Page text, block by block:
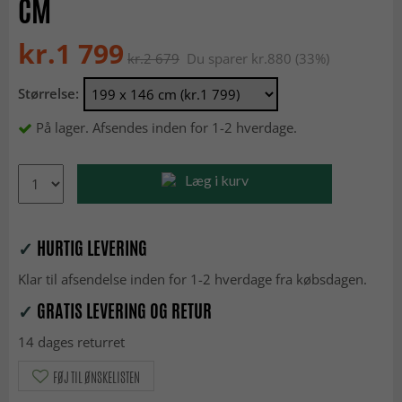
CM
kr.1 799 kr.2 679 Du sparer kr.880 (33%)
Størrelse:
På lager. Afsendes inden for 1-2 hverdage.
Læg i kurv
✓ HURTIG LEVERING
Klar til afsendelse inden for 1-2 hverdage fra købsdagen.
✓ GRATIS LEVERING OG RETUR
14 dages returret
FØJ TIL ØNSKELISTEN